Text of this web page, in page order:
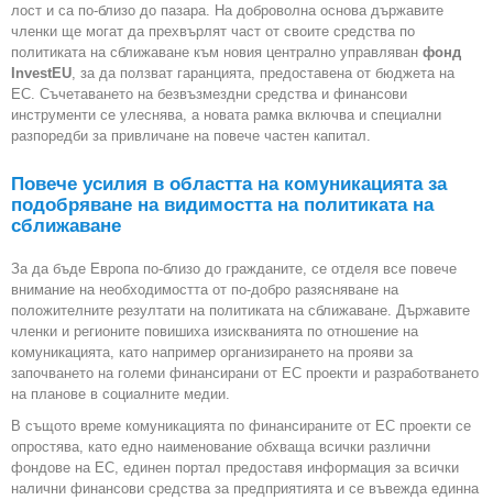
лост и са по-близо до пазара. На доброволна основа държавите
членки ще могат да прехвърлят част от своите средства по
политиката на сближаване към новия централно управляван фонд
InvestEU, за да ползват гаранцията, предоставена от бюджета на
ЕС. Съчетаването на безвъзмездни средства и финансови
инструменти се улеснява, а новата рамка включва и специални
разпоредби за привличане на повече частен капитал.
Повече усилия в областта на комуникацията за
подобряване на видимостта на политиката на
сближаване
За да бъде Европа по-близо до гражданите, се отделя все повече
внимание на необходимостта от по-добро разясняване на
положителните резултати на политиката на сближаване. Държавите
членки и регионите повишиха изискванията по отношение на
комуникацията, като например организирането на прояви за
започването на големи финансирани от ЕС проекти и разработването
на планове в социалните медии.
В същото време комуникацията по финансираните от ЕС проекти се
опростява, като едно наименование обхваща всички различни
фондове на ЕС, единен портал предоставя информация за всички
налични финансови средства за предприятията и се въвежда единна